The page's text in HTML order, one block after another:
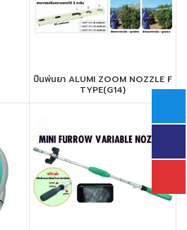
ปืนพ่นยา ALUMI ZOOM NOZZLE F
TYPE(G14)